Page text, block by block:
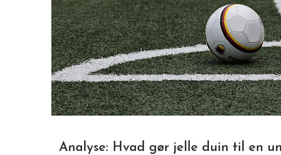
Analyse: Hvad gør jelle duin til en